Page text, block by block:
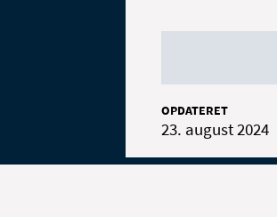
OPDATERET
23. august 2024